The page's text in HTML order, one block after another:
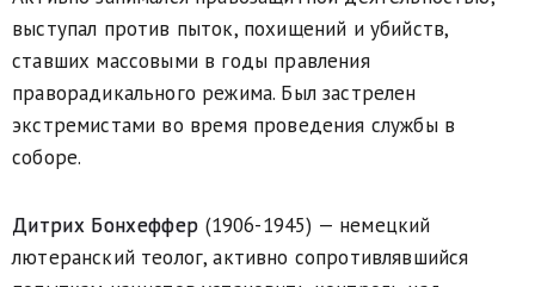
выступал против пыток, похищений и убийств,
ставших массовыми в годы правления
праворадикального режима. Был застрелен
экстремистами во время проведения службы в
соборе.
Дитрих Бонхеффер (1906-1945) — немецкий
лютеранский теолог, активно сопротивлявшийся